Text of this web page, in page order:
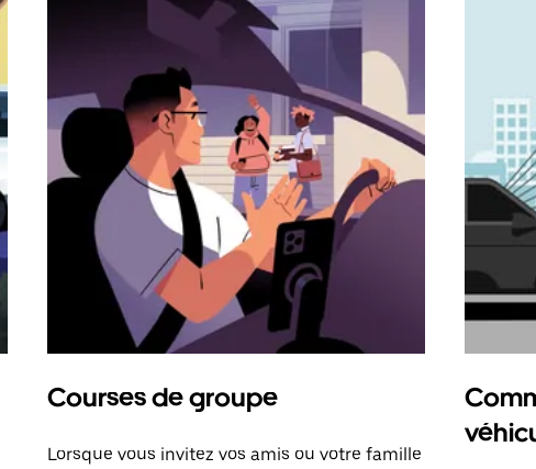
Courses de groupe
Lorsque vous invitez vos amis ou votre famille